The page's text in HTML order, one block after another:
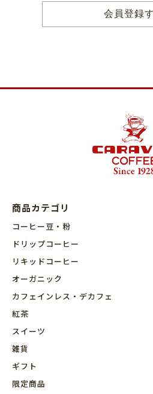
会員登録
商品カテゴリ
コーヒー豆・粉
ドリップコーヒー
リキッドコーヒー
オーガニック
カフェインレス・デカフェ
紅茶
スイーツ
雑貨
ギフト
限定商品